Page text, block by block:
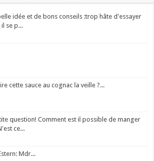
idée et de bons conseils :trop hâte d'essayer
se p...
cette sauce au cognac la veille ?...
question! Comment est il possible de manger
ce...
Mdr...